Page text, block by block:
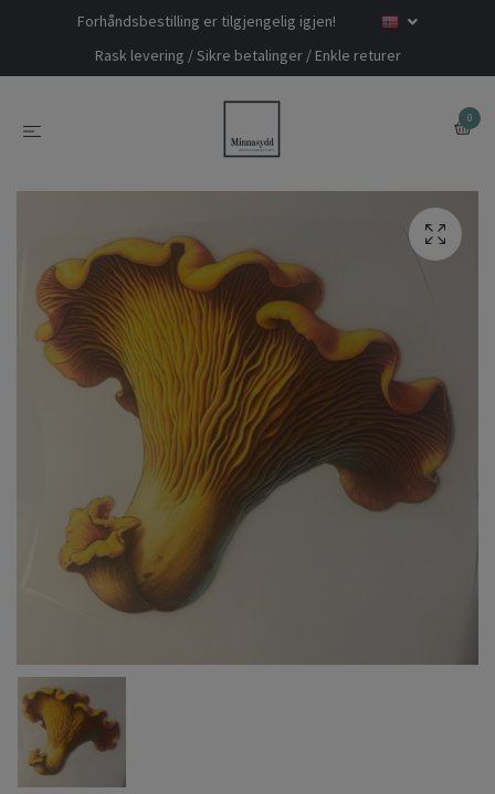
Forhåndsbestilling er tilgjengelig igjen!
Rask levering / Sikre betalinger / Enkle returer
0